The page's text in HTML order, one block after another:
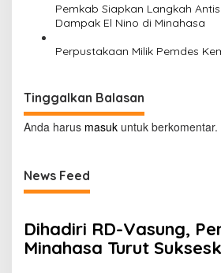
Pemkab Siapkan Langkah
Dampak El Nino di Minahasa
Perpustakaan Milik Pemdes
Tinggalkan Balasan
Anda harus masuk untuk berkomentar.
News Feed
Dihadiri RD-Vasung,
Minahasa Turut